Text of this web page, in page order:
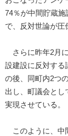
74％が中間貯蔵施
で、反対世論が圧
さらに昨年2月
設建設に反対する
の後、同町内2つ
出し、町議会とし
実現させている。
このように、中